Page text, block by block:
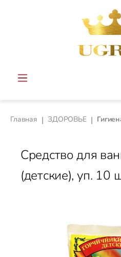
Перейти к основному
Главная | ЗДОРОВЬЕ |
Средство для
(детские), уп. 10